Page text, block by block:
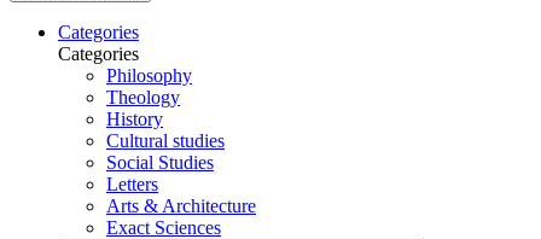
Categories
Categories
Philosophy
Theology
History
Cultural studies
Social Studies
Letters
Arts & Architecture
Exact Sciences